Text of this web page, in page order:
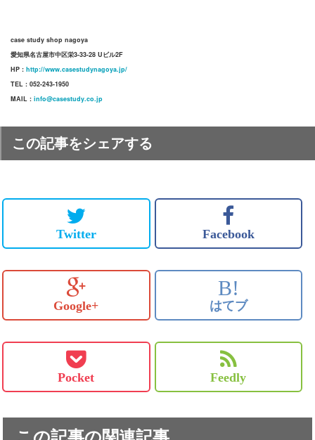
case study shop nagoya
愛知県名古屋市中区栄3-33-28 Uビル2F
HP : http://www.casestudynagoya.jp/
TEL : 052-243-1950
MAIL : info@casestudy.co.jp
この記事をシェアする
Twitter Facebook
Google+
B!
はてブ
Pocket Feedly